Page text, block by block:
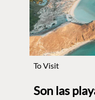
To Visit
Son las